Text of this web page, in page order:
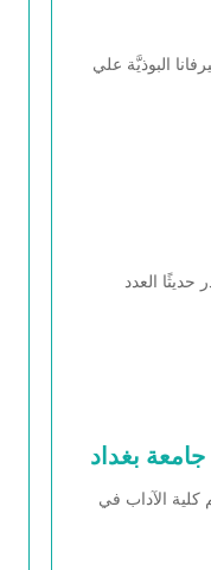
البوذيَّة علي
العدد
بغداد
الآداب في